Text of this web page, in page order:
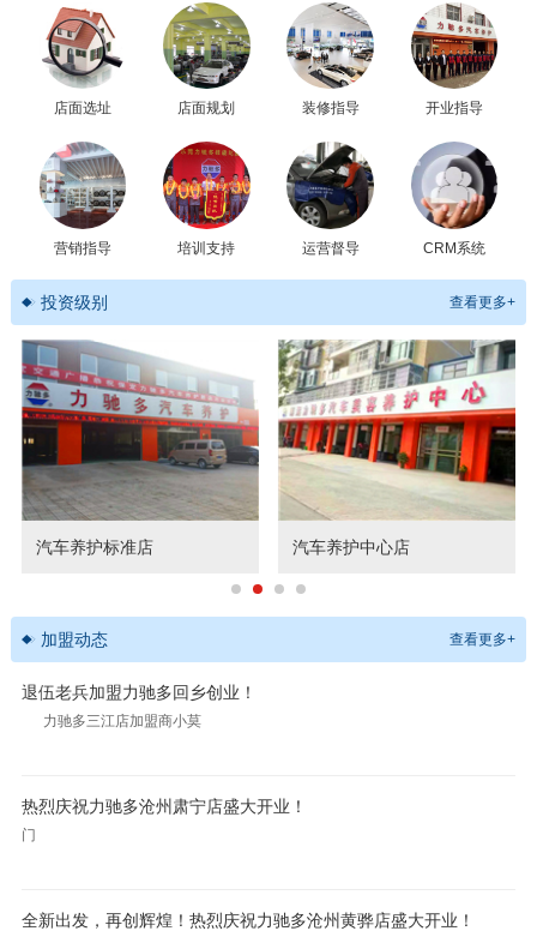
店面选址 店面规划 装修指导 开业指导
营销指导 培训支持 运营督导 CRM系统
投资级别 查看更多+
汽车养护标准店 汽车养护中心店
加盟动态 查看更多+
退伍老兵加盟力驰多回乡创业！
力驰多三江店加盟商小莫
热烈庆祝力驰多沧州肃宁店盛大开业！
门
全新出发，再创辉煌！热烈庆祝力驰多沧州黄骅店盛大开业！